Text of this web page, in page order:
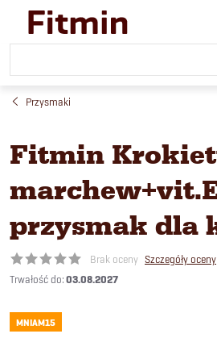
treści
Przysmaki
Fitmin
przysmak dla
Brak oceny Szczegóły oceny
03.08.2027
MNIAM15